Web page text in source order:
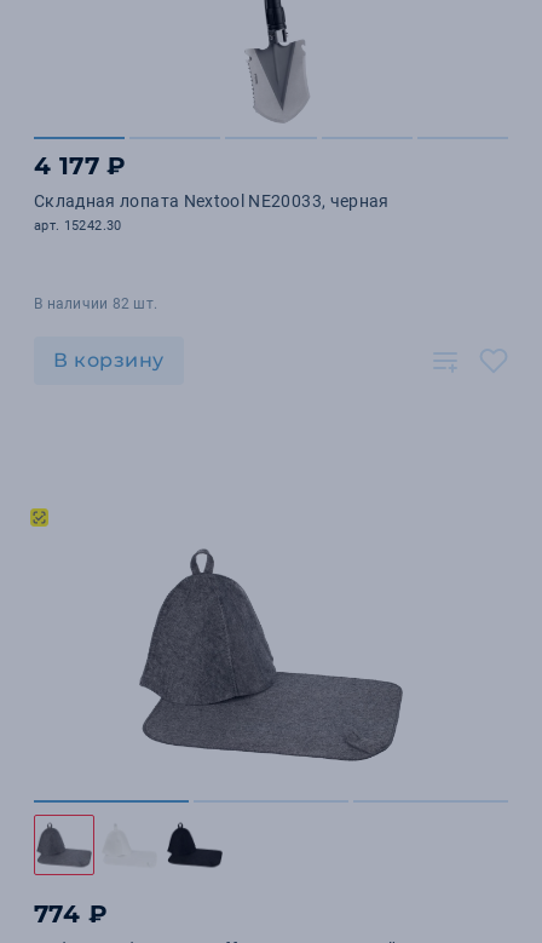
4 177 ₽
Складная лопата Nextool NE20033, черная
арт. 15242.30
В наличии 82 шт.
В корзину
774 ₽